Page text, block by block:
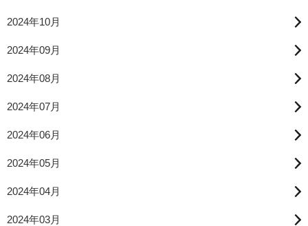
2024年10月
2024年09月
2024年08月
2024年07月
2024年06月
2024年05月
2024年04月
2024年03月